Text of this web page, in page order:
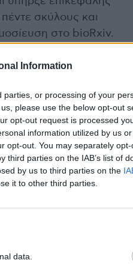
Information
or processing of your
please use the below opt-out
opt-out request is processed
information utilized by us
opt-out. You may separately
parties on the IAB’s list of
by us to third parties on the
it to other third parties.
data.
σκύλους και
στο bioRxiv.
Μ του Τέξας,
στο ίδιο σπίτι, όπου
Όλα τα κατοικίδια,
εκτός από μια γάτα
με τον αρχικό
τους ανθρώπους στα
ειπωθεί ότι τα
σοβαρό ρόλο στην
πρέπει να